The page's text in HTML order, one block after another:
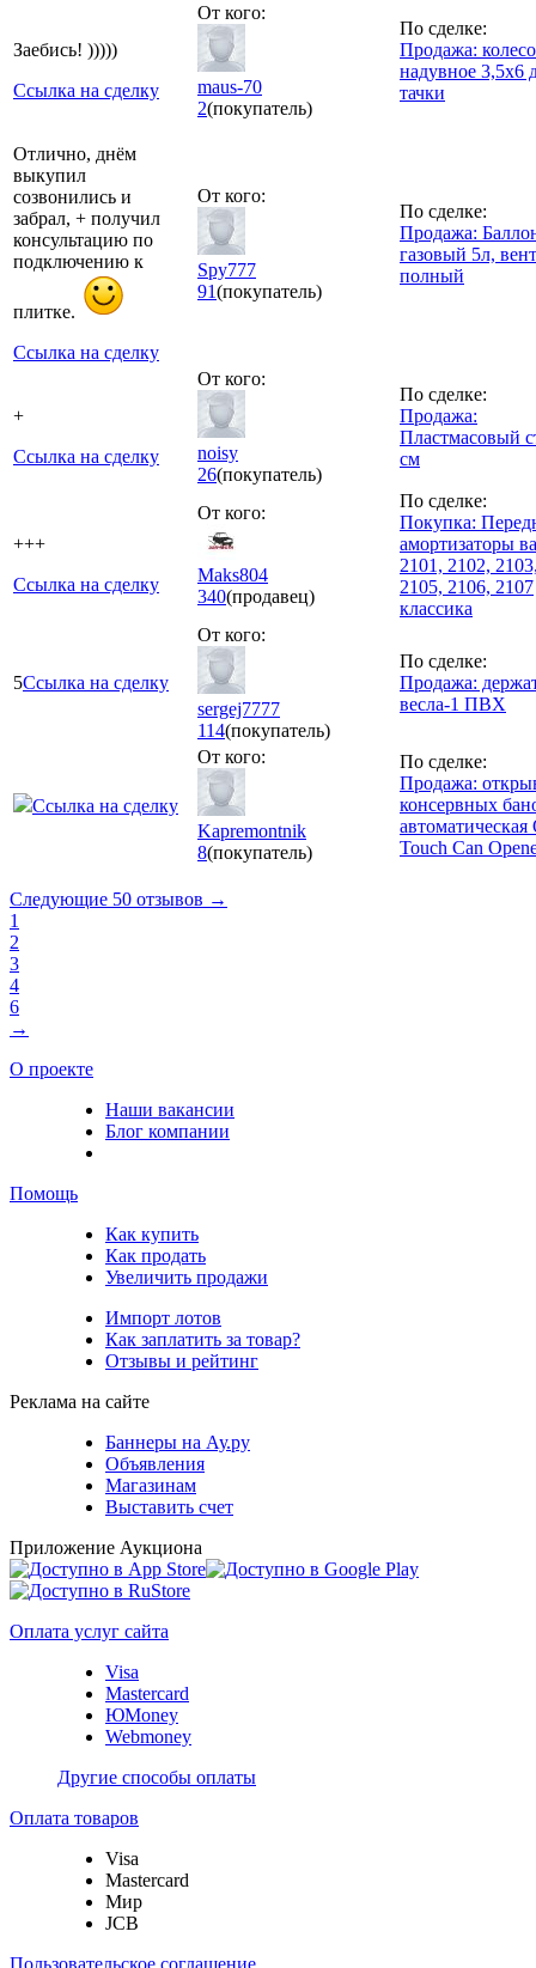
Заебись! )))))
Ссылка на сделку
От кого:
maus-70
2(покупатель)
По сделке:
Продажа: колесо
надувное 3,5х6
тачки
Отлично, днём
выкупил
созвонились и
забрал, + получил
консультацию по
подключению к
плитке.
Ссылка на сделку
От кого:
Spy777
91(покупатель)
По сделке:
Продажа:
газовый 5л,
полный
+
Ссылка на сделку
От кого:
noisy
26(покупатель)
По сделке:
Продажа:
Пластмасовый
см
+++
Ссылка на сделку
От кого:
Maks804
340(продавец)
По сделке:
Покупка:
амортизаторы
2101, 2102,
2105, 2106, 2107
классика
5Ссылка на сделку
От кого:
sergej7777
114(покупатель)
По сделке:
Продажа:
весла-1 ПВХ
Ссылка на сделку
От кого:
Kapremontnik
8(покупатель)
По сделке:
Продажа:
консервных
автоматическая
Touch Can
Следующие 50 отзывов →
1
2
3
4
6
→
О проекте
Наши вакансии
Блог компании
Помощь
Как купить
Как продать
Увеличить продажи
Импорт лотов
Как заплатить за товар?
Отзывы и рейтинг
Реклама на сайте
Баннеры на Ау.ру
Объявления
Магазинам
Выставить счет
Приложение Аукциона
Оплата услуг сайта
Visa
Mastercard
ЮMoney
Webmoney
Другие способы оплаты
Оплата товаров
Visa
Mastercard
Мир
JCB
Пользовательское соглашение